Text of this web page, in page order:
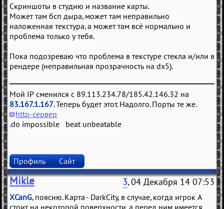
Скриншоты в студию и название карты.
Может там бсп дыра, может там неправильно
наложенная текстура, а может там всё нормально и
проблема только у тебя.
Пока подозреваю что проблема в текстуре стекла и/или в
рендере (неправильная прозрачность на dx5).
Мой IP сменился с 89.113.234.78/185.42.146.32 на
83.167.1.167. Теперь будет этот. Надолго. Порты те же.
http-сервер
.do impossible beat unbeatable
Профиль Сайт
Mikle 3, 04 Декабря 14 07:53
XCanG, поясню. Карта - DarkCity, в случае, когда игрок А